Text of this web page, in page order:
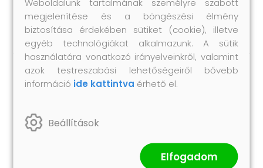
Anyag: Poliészter: 100%
Hasonló termékek
megjelenítése és a böngészési élmény
biztosítása érdekében sütiket (cookie), illetve
egyéb technológiákat alkalmazunk. A sütik
használatára vonatkozó irányelveinkről, valamint
azok testreszabási lehetőségeiről bővebb
információ ide kattintva érhető el.
Beállítások
Elfogadom